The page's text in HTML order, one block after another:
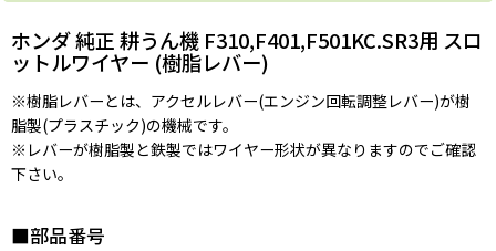
ホンダ 純正 耕うん機 F310,F401,F501KC.SR3用 スロ
ットルワイヤー (樹脂レバー)
※樹脂レバーとは、アクセルレバー(エンジン回転調整レバー)が樹
脂製(プラスチック)の機械です。
※レバーが樹脂製と鉄製ではワイヤー形状が異なりますのでご確認
下さい。
■部品番号